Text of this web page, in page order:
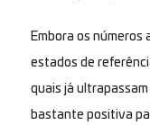
Embora os números
estados de
quais já
bastante positiva